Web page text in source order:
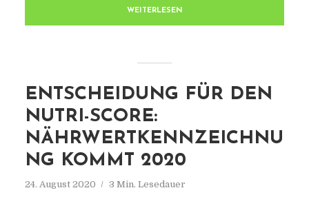
WEITERLESEN
ENTSCHEIDUNG FÜR DEN
NUTRI-SCORE:
NÄHRWERTKENNZEICHNU
NG KOMMT 2020
24. August 2020 3 Min. Lesedauer